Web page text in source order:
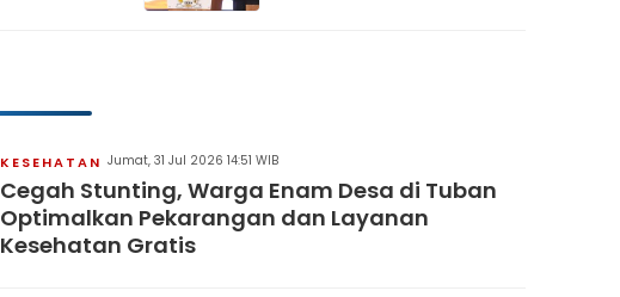
KESEHATAN Jumat, 31 Jul 2026 14:51 WIB
Cegah Stunting, Warga Enam Desa di Tuban
Optimalkan Pekarangan dan Layanan
Kesehatan Gratis